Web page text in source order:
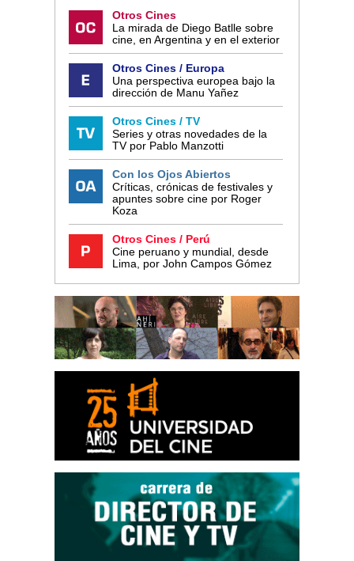
Otros Cines
La mirada de Diego Batlle sobre
cine, en Argentina y en el exterior
Otros Cines / Europa
Una perspectiva europea bajo la
dirección de Manu Yañez
Otros Cines / TV
Series y otras novedades de la
TV por Pablo Manzotti
Con los Ojos Abiertos
Críticas, crónicas de festivales y
apuntes sobre cine por Roger
Koza
Otros Cines / Perú
Cine peruano y mundial, desde
Lima, por John Campos Gómez